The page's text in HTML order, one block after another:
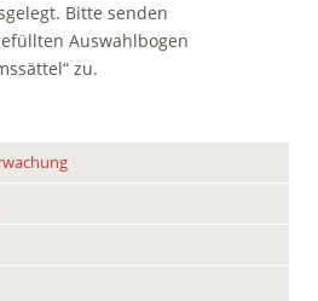
Bitte senden
Auswahlbogen
zu.